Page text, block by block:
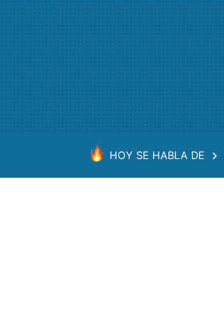
HOY SE HABLA DE